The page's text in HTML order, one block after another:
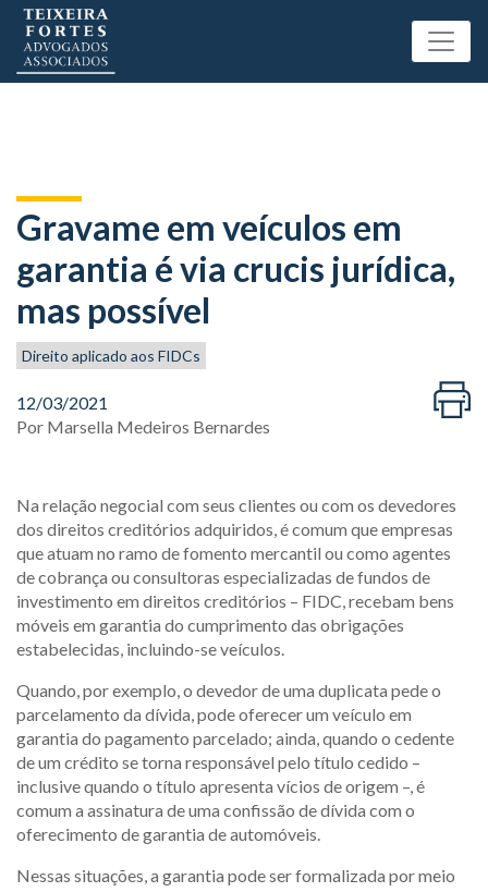
Gravame em veículos em
garantia é via crucis jurídica,
mas possível
Direito aplicado aos FIDCs
12/03/2021
Por Marsella Medeiros Bernardes
Na relação negocial com seus clientes ou com os devedores
dos direitos creditórios adquiridos, é comum que empresas
que atuam no ramo de fomento mercantil ou como agentes
de cobrança ou consultoras especializadas de fundos de
investimento em direitos creditórios – FIDC, recebam bens
móveis em garantia do cumprimento das obrigações
estabelecidas, incluindo-se veículos.
Quando, por exemplo, o devedor de uma duplicata pede o
parcelamento da dívida, pode oferecer um veículo em
garantia do pagamento parcelado; ainda, quando o cedente
de um crédito se torna responsável pelo título cedido –
inclusive quando o título apresenta vícios de origem –, é
comum a assinatura de uma confissão de dívida com o
oferecimento de garantia de automóveis.
Nessas situações, a garantia pode ser formalizada por meio